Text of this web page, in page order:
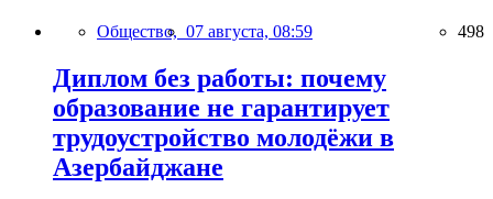
Общество, 07 августа, 08:59 498
Диплом без работы: почему
образование не гарантирует
трудоустройство молодёжи в
Азербайджане